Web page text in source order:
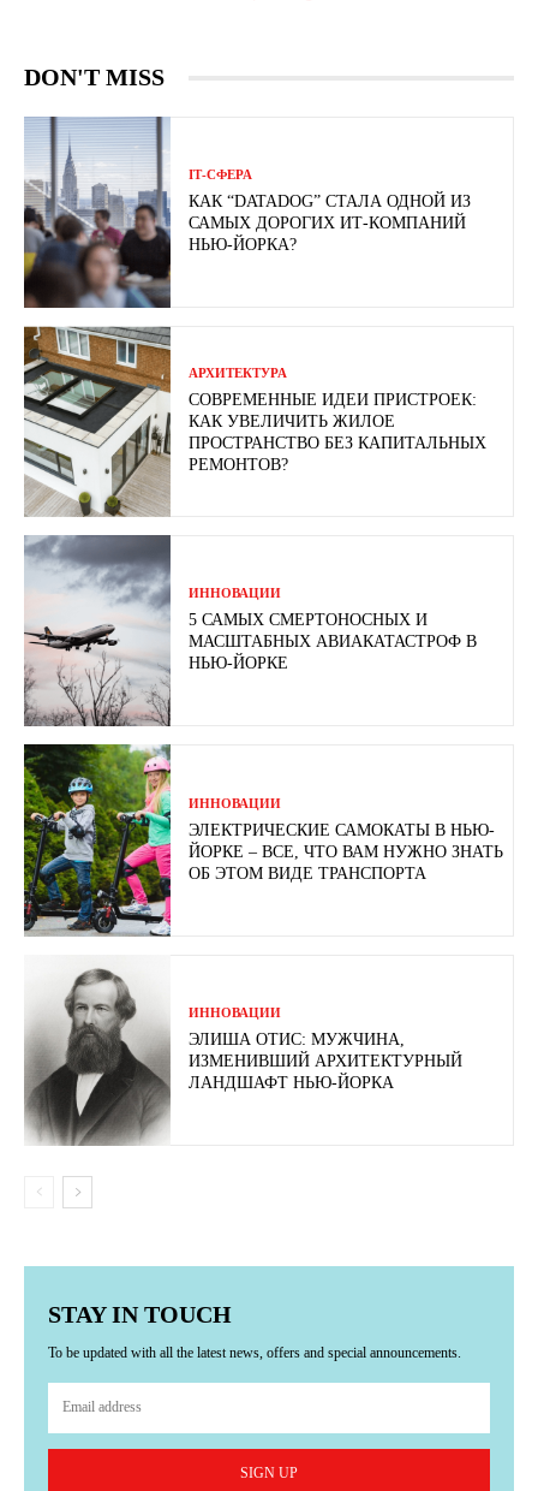
DON'T MISS
ІТ-СФЕРА
КАК “DATADOG” СТАЛА ОДНОЙ ИЗ
САМЫХ ДОРОГИХ ИТ-КОМПАНИЙ
НЬЮ-ЙОРКА?
АРХИТЕКТУРА
СОВРЕМЕННЫЕ ИДЕИ ПРИСТРОЕК:
КАК УВЕЛИЧИТЬ ЖИЛОЕ
ПРОСТРАНСТВО БЕЗ КАПИТАЛЬНЫХ
РЕМОНТОВ?
ИННОВАЦИИ
5 САМЫХ СМЕРТОНОСНЫХ И
МАСШТАБНЫХ АВИАКАТАСТРОФ В
НЬЮ-ЙОРКЕ
ИННОВАЦИИ
ЭЛЕКТРИЧЕСКИЕ САМОКАТЫ В НЬЮ-
ЙОРКЕ – ВСЕ, ЧТО ВАМ НУЖНО ЗНАТЬ
ОБ ЭТОМ ВИДЕ ТРАНСПОРТА
ИННОВАЦИИ
ЭЛИША ОТИС: МУЖЧИНА,
ИЗМЕНИВШИЙ АРХИТЕКТУРНЫЙ
ЛАНДШАФТ НЬЮ-ЙОРКА
STAY IN TOUCH
To be updated with all the latest news, offers and special announcements.
SIGN UP